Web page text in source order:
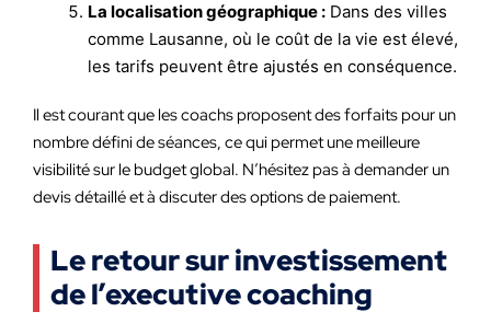
La localisation géographique : Dans des villes
comme Lausanne, où le coût de la vie est élevé,
les tarifs peuvent être ajustés en conséquence.
Il est courant que les coachs proposent des forfaits pour un
nombre défini de séances, ce qui permet une meilleure
visibilité sur le budget global. N’hésitez pas à demander un
devis détaillé et à discuter des options de paiement.
Le retour sur investissement
de l’executive coaching